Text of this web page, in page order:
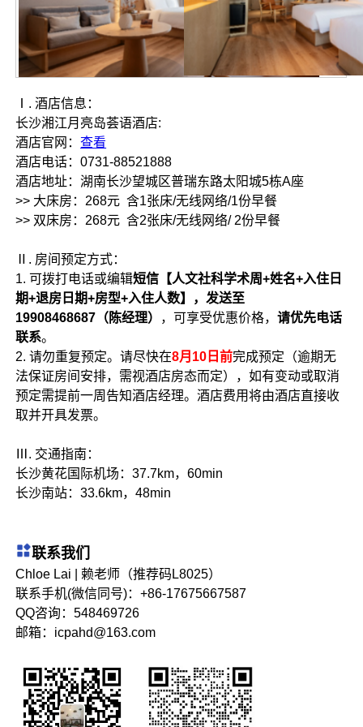
Ⅰ. 酒店信息：
长沙湘江月亮岛荟语酒店:
酒店官网：查看
酒店电话：0731-88521888
酒店地址：湖南长沙望城区普瑞东路太阳城5栋A座
>> 大床房：268元 含1张床/无线网络/1份早餐
>> 双床房：268元 含2张床/无线网络/ 2份早餐
Ⅱ. 房间预定方式：
1. 可拨打电话或编辑短信【人文社科学术周+姓名+入住日
期+退房日期+房型+入住人数】，发送至
19908468687（陈经理）
，可享受优惠价格，请优先电话
联系。
2. 请勿重复预定。请尽快在8月10日前完成预定（逾期无
法保证房间安排，需视酒店房态而定），如有变动或取消
预定需提前一周告知酒店经理。酒店费用将由酒店直接收
取并开具发票。
Ⅲ. 交通指南：
长沙黄花国际机场：37.7km，60min
长沙南站：33.6km，48min
联系我们
Chloe Lai | 赖老师（推荐码L8025）
联系手机(微信同号)：+86-17675667587
QQ咨询：548469726
邮箱：icpahd@163.com